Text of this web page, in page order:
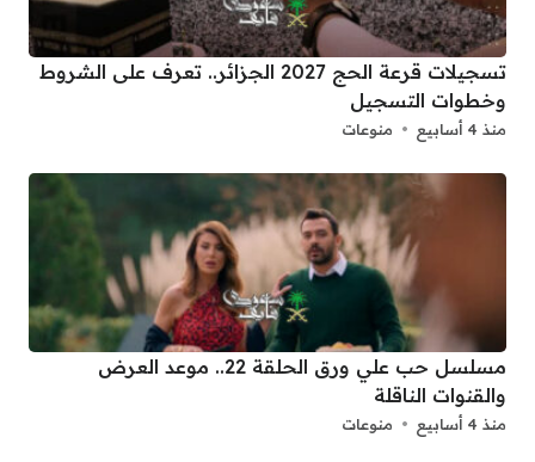
تسجيلات قرعة الحج 2027 الجزائر.. تعرف على الشروط
وخطوات التسجيل
منذ 4 أسابيع منوعات
مسلسل حب علي ورق الحلقة 22.. موعد العرض
والقنوات الناقلة
منذ 4 أسابيع منوعات